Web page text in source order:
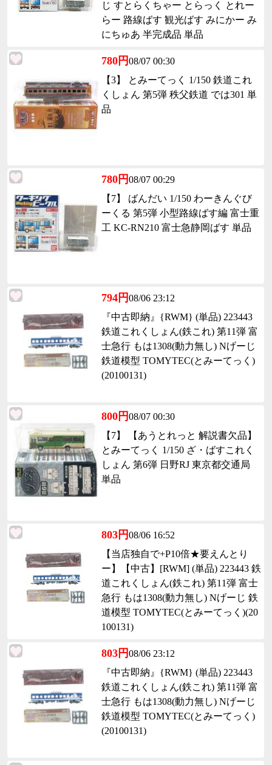
じ すとらくちゃー とらっく とれー
らー 路線ばす 観光ばす みにかー み
にちゅあ 半完成品 単品
780円08/07 00:30
【3】 とみーてっく 1/150 鉄道これ
くしょん 第5弾 秩父鉄道 では301 単
品
780円08/07 00:29
【7】 ばんだい 1/150 わーきんぐび
ーくる 第5弾 小型路線ばす編 富士重
工 KC-RN210 富士急静岡ばす 単品
794円08/06 23:12
『中古即納』{RWM} (単品) 223443
鉄道これくしょん(鉄これ) 第11弾 富
士急行 もは1308(動力無し) Nげーじ
鉄道模型 TOMYTEC(とみーてっく)
(20100131)
800円08/07 00:30
【7】 【あうとれっと 解説書欠品】
とみーてっく 1/150 ざ・ばすこれく
しょん 第6弾 日野RJ 東京都交通局
単品
803円08/06 16:52
【当店独自で+P10倍★要えんとり
ー】【中古】[RWM] (単品) 223443 鉄
道これくしょん(鉄これ) 第11弾 富士
急行 もは1308(動力無し) Nげーじ 鉄
道模型 TOMYTEC(とみーてっく)(20
100131)
803円08/06 23:12
『中古即納』{RWM} (単品) 223443
鉄道これくしょん(鉄これ) 第11弾 富
士急行 もは1308(動力無し) Nげーじ
鉄道模型 TOMYTEC(とみーてっく)
(20100131)